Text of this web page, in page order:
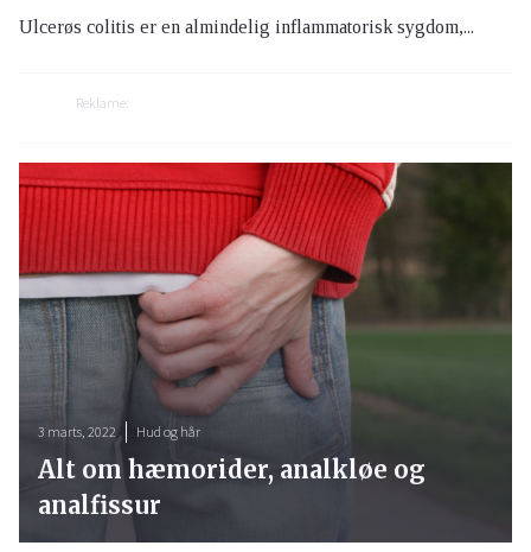
Ulcerøs colitis er en almindelig inflammatorisk sygdom,...
Reklame:
3 marts, 2022 Hud og hår
Alt om hæmorider, analkløe og
analfissur